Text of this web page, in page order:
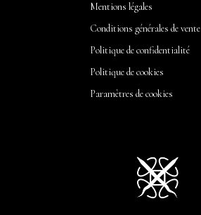
Mentions légales
Conditions générales de vente
Politique de confidentialité
Politique de cookies
Paramètres de cookies